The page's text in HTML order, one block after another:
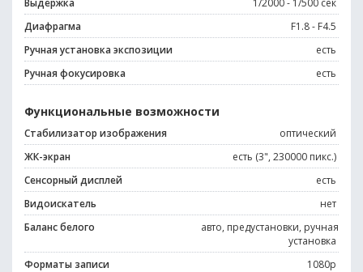
Выдержка
1/2000 - 1/500 сек
Диафрагма
F1.8 - F4.5
Ручная установка экспозиции
есть
Ручная фокусировка
есть
Функциональные возможности
Стабилизатор изображения
оптический
ЖК-экран
есть (3", 230000 пикс.)
Сенсорный дисплей
есть
Видоискатель
нет
Баланс белого
авто, предустановки, ручная
установка
Форматы записи
1080p